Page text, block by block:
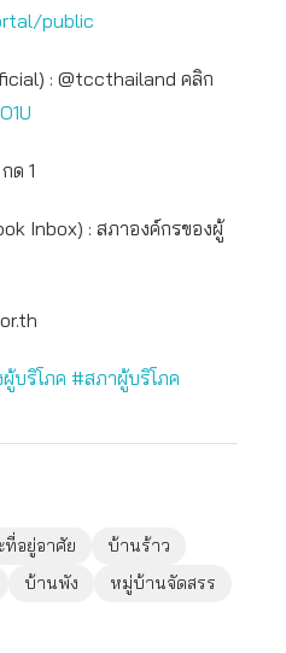
public
: @tccthailand คลิก
ด 1
Inbox) : สภาองค์กรของผู้
บริโภค #สภาผู้บริโภค
อยู่อาศัย
บ้านร้าว
บ้านพัง หมู่บ้านจัดสรร